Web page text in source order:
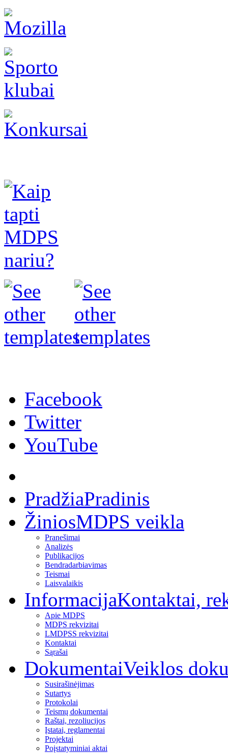
Facebook
Twitter
YouTube
PradžiaPradinis
ŽiniosMDPS veikla
Pranešimai
Analizės
Publikacijos
Bendradarbiavimas
Teismai
Laisvalaikis
InformacijaKontaktai,
Apie MDPS
MDPS rekvizitai
LMDPSS rekvizitai
Kontaktai
Sąrašai
DokumentaiVeiklos
Susirašinėjimas
Sutartys
Protokolai
Teismų dokumentai
Raštai, rezoliucijos
Įstatai, reglamentai
Projektai
Poįstatyminiai aktai